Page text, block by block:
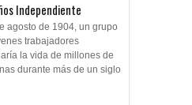
Independiente
agosto de 1904, un grupo
trabajadores
la vida de millones de
durante más de un siglo